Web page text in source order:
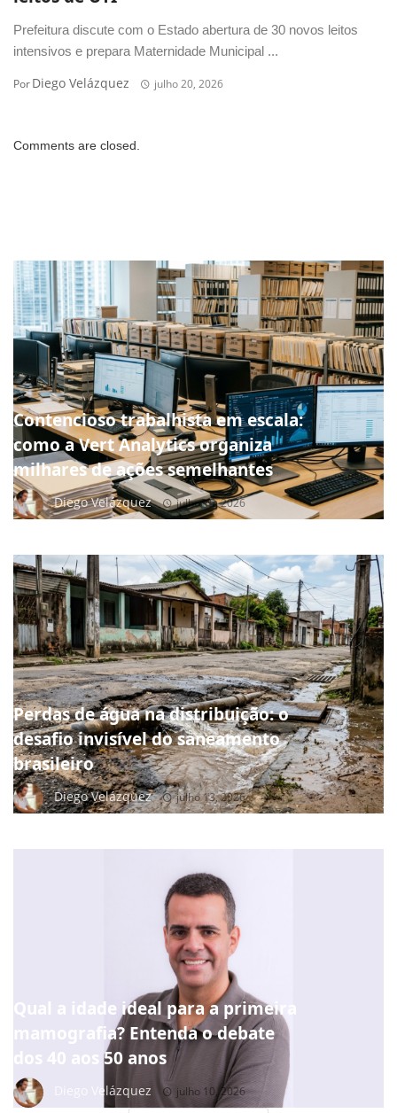
Prefeitura discute com o Estado abertura de 30 novos leitos
intensivos e prepara Maternidade Municipal ...
PorDiego Velázquez julho 20, 2026
Comments are closed.
Contencioso trabalhista em escala:
como a Vert Analytics organiza
milhares de ações semelhantes
Diego Velázquez julho 15, 2026
NOTÍCIAS
Perdas de água na distribuição: o
desafio invisível do saneamento
brasileiro
Diego Velázquez julho 13, 2026
NOTÍCIAS
Qual a idade ideal para a primeira
mamografia? Entenda o debate
dos 40 aos 50 anos
Diego Velázquez julho 10, 2026